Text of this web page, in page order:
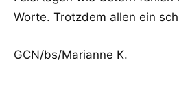
Worte. Trotzdem allen ein
GCN/bs/Marianne K.